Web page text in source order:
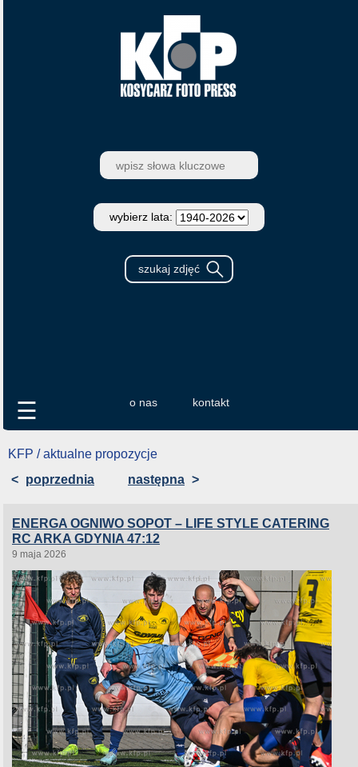
wybierz lata:
o nas kontakt
☰
KFP / aktualne propozycje
< poprzednia następna >
ENERGA OGNIWO SOPOT – LIFE STYLE CATERING
RC ARKA GDYNIA 47:12
9 maja 2026